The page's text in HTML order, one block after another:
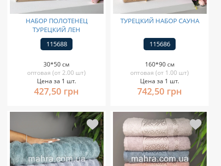
НАБОР ПОЛОТЕНЕЦ
ТУРЕЦКИЙ ЛЕН
115688
30*50 см
оптовая (от 2.00 шт)
Цена за 1 шт.
427,50 грн
ТУРЕЦКИЙ НАБОР САУНА
115686
160*90 см
оптовая (от 1.00 шт)
Цена за 1 шт.
742,50 грн